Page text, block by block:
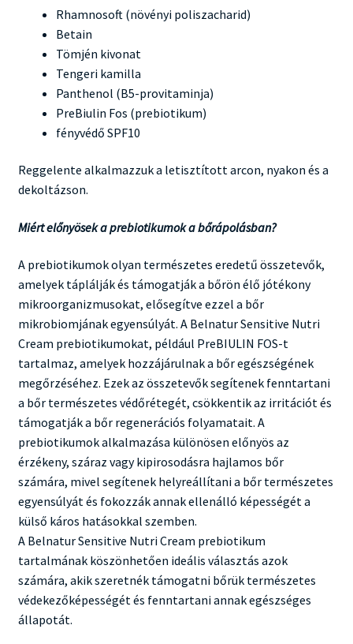
Rhamnosoft (növényi poliszacharid)
Betain
Tömjén kivonat
Tengeri kamilla
Panthenol (B5-provitaminja)
PreBiulin Fos (prebiotikum)
fényvédő SPF10
Reggelente alkalmazzuk a letisztított arcon, nyakon és a
dekoltázson.
Miért előnyösek a prebiotikumok a bőrápolásban?
A prebiotikumok olyan természetes eredetű összetevők,
amelyek táplálják és támogatják a bőrön élő jótékony
mikroorganizmusokat, elősegítve ezzel a bőr
mikrobiomjának egyensúlyát. A Belnatur Sensitive Nutri
Cream prebiotikumokat, például PreBIULIN FOS-t
tartalmaz, amelyek hozzájárulnak a bőr egészségének
megőrzéséhez. Ezek az összetevők segítenek fenntartani
a bőr természetes védőrétegét, csökkentik az irritációt és
támogatják a bőr regenerációs folyamatait. A
prebiotikumok alkalmazása különösen előnyös az
érzékeny, száraz vagy kipirosodásra hajlamos bőr
számára, mivel segítenek helyreállítani a bőr természetes
egyensúlyát és fokozzák annak ellenálló képességét a
külső káros hatásokkal szemben.
A Belnatur Sensitive Nutri Cream prebiotikum
tartalmának köszönhetően ideális választás azok
számára, akik szeretnék támogatni bőrük természetes
védekezőképességét és fenntartani annak egészséges
állapotát.